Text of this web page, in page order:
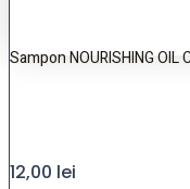
Sampon NOURISHING OIL
12,00 lei